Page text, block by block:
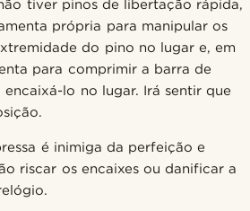
tiver pinos de libertação rápida,
própria para manipular os
do pino no lugar e, em
para comprimir a barra de
lo no lugar. Irá sentir que
é inimiga da perfeição e
riscar os encaixes ou danificar a